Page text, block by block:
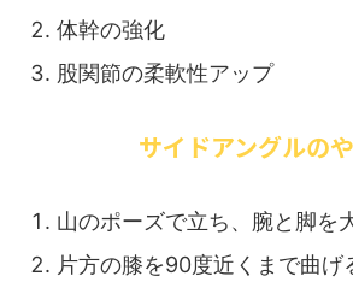
体幹の強化
股関節の柔軟性アップ
サイドアングルの
山のポーズで立ち、腕と脚を
片方の膝を90度近くまで曲げ